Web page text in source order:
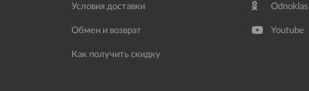
Условия доставки
Обмен и возврат
Как получить скидку
Youtube